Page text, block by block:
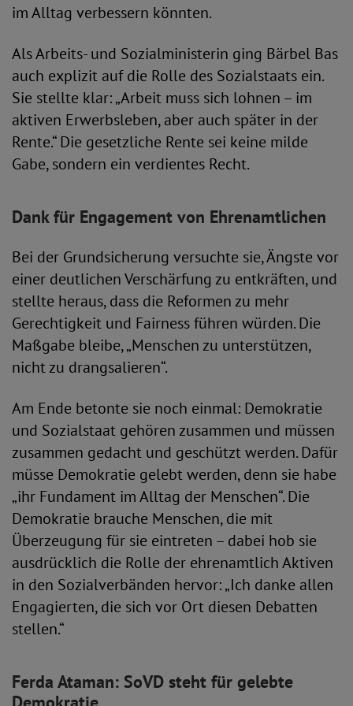
im Alltag verbessern könnten.
Als Arbeits- und Sozialministerin ging Bärbel Bas
auch explizit auf die Rolle des Sozialstaats ein.
Sie stellte klar: „Arbeit muss sich lohnen – im
aktiven Erwerbsleben, aber auch später in der
Rente.“ Die gesetzliche Rente sei keine milde
Gabe, sondern ein verdientes Recht.
Dank für Engagement von Ehrenamtlichen
Bei der Grundsicherung versuchte sie, Ängste vor
einer deutlichen Verschärfung zu entkräften, und
stellte heraus, dass die Reformen zu mehr
Gerechtigkeit und Fairness führen würden. Die
Maßgabe bleibe, „Menschen zu unterstützen,
nicht zu drangsalieren“.
Am Ende betonte sie noch einmal: Demokratie
und Sozialstaat gehören zusammen und müssen
zusammen gedacht und geschützt werden. Dafür
müsse Demokratie gelebt werden, denn sie habe
„ihr Fundament im Alltag der Menschen“. Die
Demokratie brauche Menschen, die mit
Überzeugung für sie eintreten – dabei hob sie
ausdrücklich die Rolle der ehrenamtlich Aktiven
in den Sozialverbänden hervor: „Ich danke allen
Engagierten, die sich vor Ort diesen Debatten
stellen.“
Ferda Ataman: SoVD steht für gelebte